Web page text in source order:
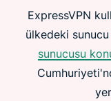
ExpressVPN
ülkedeki
sunucusu